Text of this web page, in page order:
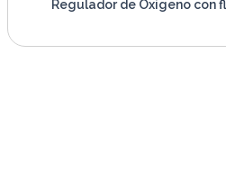
Regulador de Oxigeno con